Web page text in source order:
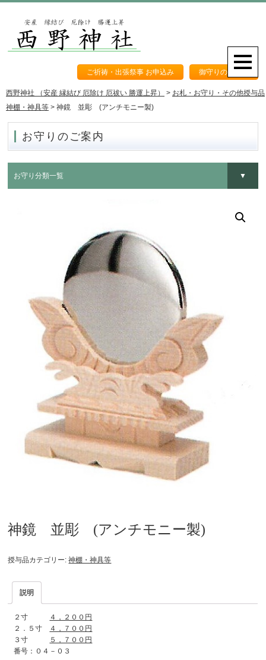
ご祈祷・出張祭事 お申込み 御守りのご案内
西野神社 （安産 縁結び 厄除け 厄祓い 勝運上昇） > お札・お守り・その他授与品
神棚・神具等 > 神鏡 並彫 (アンチモニー製)
お守りのご案内
お守り分類一覧
神鏡 並彫 (アンチモニー製)
授与品カテゴリー:神棚・神具等
説明
２寸
４，２００円
２．５寸
４，７００円
３寸
５，７００円
番号：０４－０３